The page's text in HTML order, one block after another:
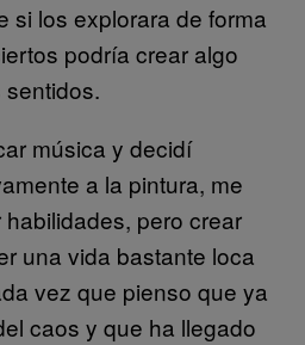
si los explorara de forma
podría crear algo
música y decidí
a la pintura, me
pero crear
una vida bastante loca
vez que pienso que ya
caos y que ha llegado